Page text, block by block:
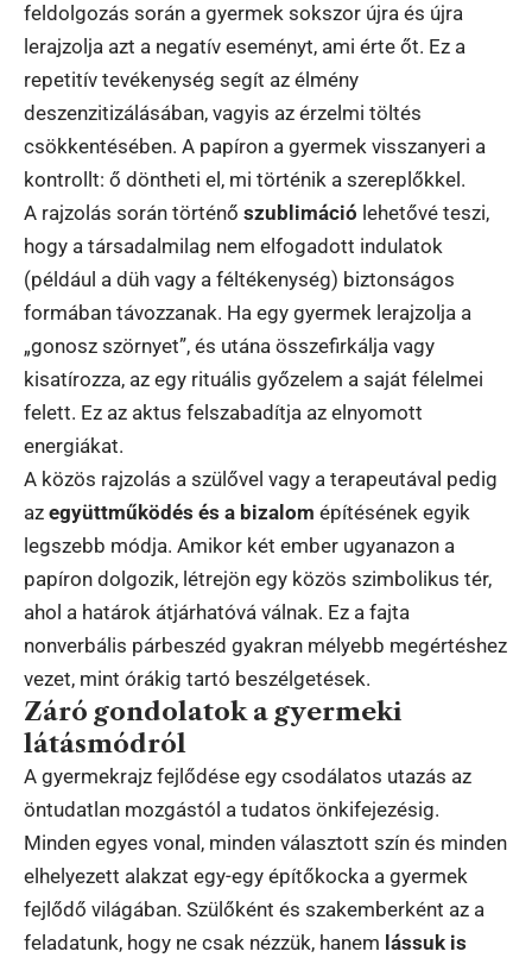
feldolgozás során a gyermek sokszor újra és újra
lerajzolja azt a negatív eseményt, ami érte őt. Ez a
repetitív tevékenység segít az élmény
deszenzitizálásában, vagyis az érzelmi töltés
csökkentésében. A papíron a gyermek visszanyeri a
kontrollt: ő döntheti el, mi történik a szereplőkkel.
A rajzolás során történő szublimáció lehetővé teszi,
hogy a társadalmilag nem elfogadott indulatok
(például a düh vagy a féltékenység) biztonságos
formában távozzanak. Ha egy gyermek lerajzolja a
„gonosz szörnyet”, és utána összefirkálja vagy
kisatírozza, az egy rituális győzelem a saját félelmei
felett. Ez az aktus felszabadítja az elnyomott
energiákat.
A közös rajzolás a szülővel vagy a terapeutával pedig
az együttműködés és a bizalom építésének egyik
legszebb módja. Amikor két ember ugyanazon a
papíron dolgozik, létrejön egy közös szimbolikus tér,
ahol a határok átjárhatóvá válnak. Ez a fajta
nonverbális párbeszéd gyakran mélyebb megértéshez
vezet, mint órákig tartó beszélgetések.
Záró gondolatok a gyermeki
látásmódról
A gyermekrajz fejlődése egy csodálatos utazás az
öntudatlan mozgástól a tudatos önkifejezésig.
Minden egyes vonal, minden választott szín és minden
elhelyezett alakzat egy-egy építőkocka a gyermek
fejlődő világában. Szülőként és szakemberként az a
feladatunk, hogy ne csak nézzük, hanem lássuk is